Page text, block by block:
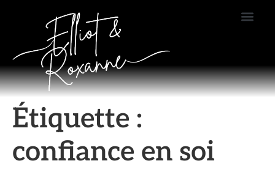
Étiquette :
confiance en soi